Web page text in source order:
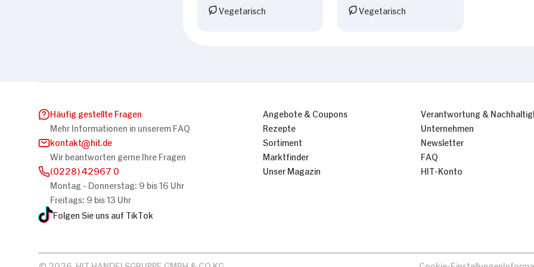
Vegetarisch Vegetarisch
Häufig gestellte Fragen
Mehr Informationen in unserem FAQ
kontakt
hit.de
Wir beantworten gerne Ihre Fragen
(0228) 42967 0
Montag - Donnerstag: 9 bis 16 Uhr
Freitags: 9 bis 13 Uhr
Folgen Sie uns auf TikTok
Angebote & Coupons
Rezepte
Sortiment
Marktfinder
Unser Magazin
Verantwortung &
Unternehmen
Newsletter
FAQ
HIT-Konto